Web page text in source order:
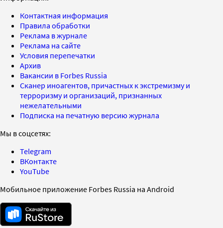
Контактная информация
Правила обработки
Реклама в журнале
Реклама на сайте
Условия перепечатки
Архив
Вакансии в Forbes Russia
Сканер иноагентов, причастных к экстремизму и
терроризму и организаций, признанных
нежелательными
Подписка на печатную версию журнала
Мы в соцсетях:
Telegram
ВКонтакте
YouTube
Мобильное приложение Forbes Russia на Android